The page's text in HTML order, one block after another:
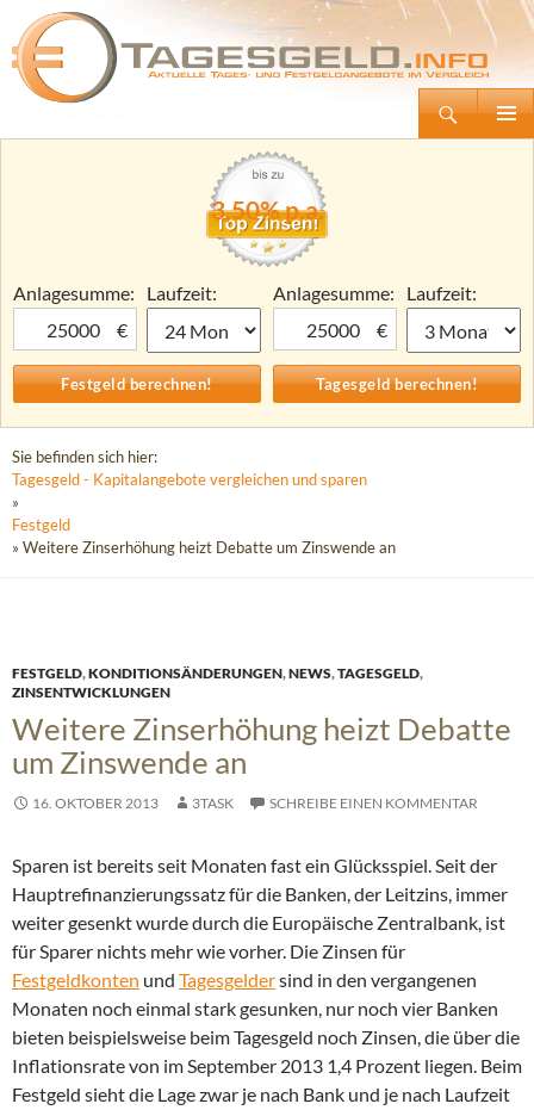
Tagesgeld.info – Tagesgeldkonten vergleichen und Tagesgeld-Zinsen berechnen
Zum
3,50% p.a.
Anlagesumme:
€
Laufzeit:
Anlagesumme:
€
Laufzeit:
Sie befinden sich hier:
Tagesgeld - Kapitalangebote vergleichen und sparen
»
Festgeld
» Weitere Zinserhöhung heizt Debatte um Zinswende an
FESTGELD,KONDITIONSÄNDERUNGEN,NEWS,TAGESGELD,
ZINSENTWICKLUNGEN
Weitere Zinserhöhung heizt Debatte
um Zinswende an
16. OKTOBER 2013 3TASK SCHREIBE EINEN KOMMENTAR
Sparen ist bereits seit Monaten fast ein Glücksspiel. Seit der
Hauptrefinanzierungssatz für die Banken, der Leitzins, immer
weiter gesenkt wurde durch die Europäische Zentralbank, ist
für Sparer nichts mehr wie vorher. Die Zinsen für
Festgeldkonten und Tagesgeldersind in den vergangenen
Monaten noch einmal stark gesunken, nur noch vier Banken
bieten beispielsweise beim Tagesgeld noch Zinsen, die über die
Inflationsrate von im September 2013 1,4 Prozent liegen. Beim
Festgeld sieht die Lage zwar je nach Bank und je nach Laufzeit